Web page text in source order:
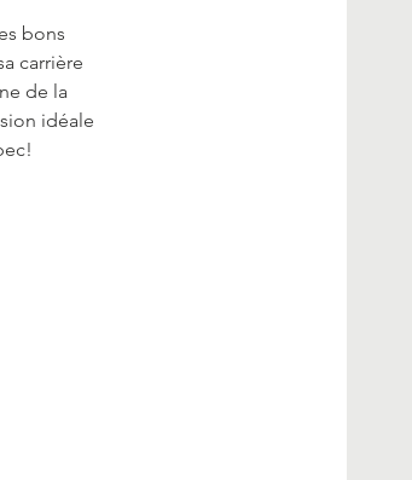
bons
carrière
de la
idéale